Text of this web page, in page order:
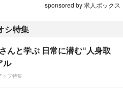
sponsored by 求人ボックス
シ特集
んと学ぶ 日常に潜む“人身取
ル
ップ特集